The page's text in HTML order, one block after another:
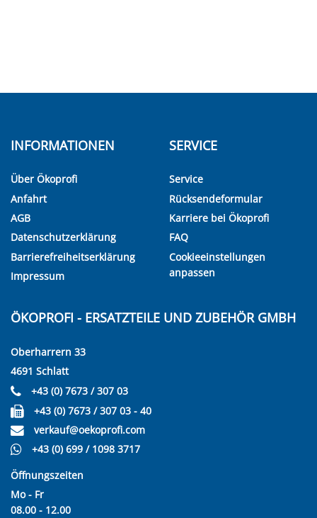
INFORMATIONEN
Über Ökoprofi
Anfahrt
AGB
Datenschutzerklärung
Barrierefreiheitserklärung
Impressum
SERVICE
Service
Rücksendeformular
Karriere bei Ökoprofi
FAQ
Cookieeinstellungen
anpassen
ÖKOPROFI - ERSATZTEILE UND ZUBEHÖR GMBH
Oberharrern 33
4691 Schlatt
+43 (0) 7673 / 307 03
+43 (0) 7673 / 307 03 - 40
verkauf@oekoprofi.com
+43 (0) 699 / 1098 3717
Öffnungszeiten
Mo - Fr
08.00 - 12.00